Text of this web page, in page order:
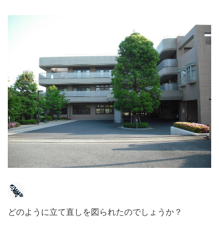
どのように立て直しを図られたのでしょうか？